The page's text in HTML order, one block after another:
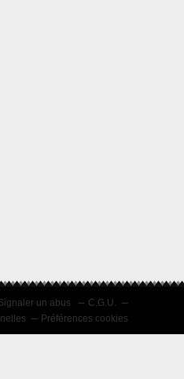
un abus
C.G.U.
Préférences cookies